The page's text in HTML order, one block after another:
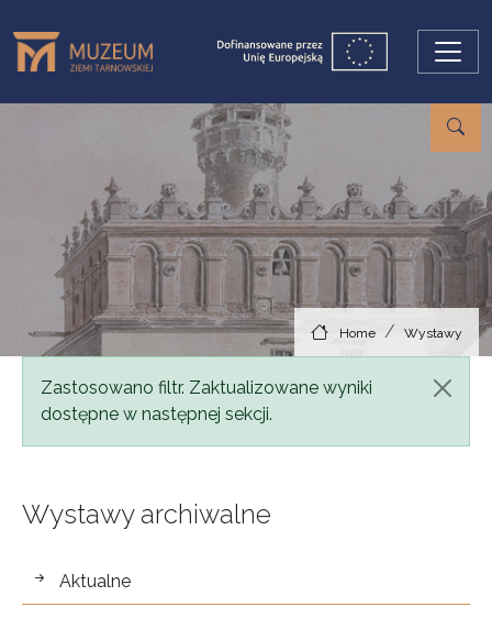
Home Wystawy
Status message
Zastosowano filtr. Zaktualizowane wyniki
dostępne w następnej sekcji.
Wystawy archiwalne
wystawy
Aktualne